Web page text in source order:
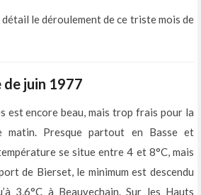
le déroulement de ce triste mois de
juin 1977
est encore beau, mais trop frais pour la
matin. Presque partout en Basse et
se situe entre 4 et 8°C, mais
de Bierset, le minimum est descendu
3,6°C à Beauvechain. Sur les Hauts